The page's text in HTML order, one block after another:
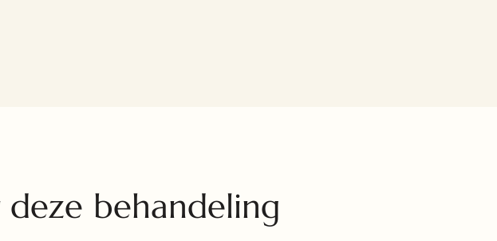
deze behandeling